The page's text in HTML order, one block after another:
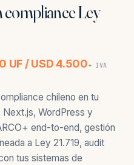
Ley
UF / USD 4.500+ IVA
chileno en tu
WordPress y
end-to-end, gestión
a Ley 21.719, audit
tus sistemas de